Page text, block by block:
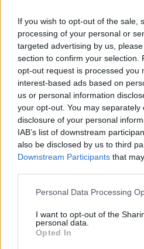
If you wish to opt-out of the sale,
processing of your personal or
targeted advertising by us,
section to confirm your selection.
opt-out request is processed you
interest-based ads based on
us or personal information
your opt-out. You may
disclosure of your personal
IAB’s list of downstream
also be disclosed by us to third
Downstream Participants that
Personal Data Processing
I want to opt-out of the
personal data.
Opted In